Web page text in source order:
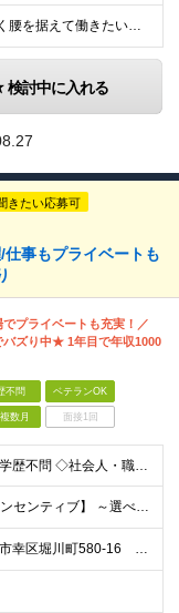
★転勤はありません！長く腰を据えて働きたい方におすすめ ★駅から徒歩5分以内の好立地 【名古屋支店】 愛知県名古屋市中区栄4-5-3 ＫＤＸ名古屋栄ビル1F （変更の範囲）転勤を含め、上記以外の
検討中に入れる
きたい応募可
事もプライベートも
プライベートも充実！／
ズり中★ 1年目で年収1000
不問 ベテランOK
数月 面接1回
＜応募条件一切なし＞ ◇学歴不問 ◇社会⼈・職種・業種未経験歓迎 ◇基本的なPCスキルをお持ちの⽅
【⽉給27万円～33万＋インセンティブ】 ～選べる給与制度～ 固定給とインセンティブの割合を選択することが可能◎ ⾯接時にご相談可能です！ ￣￣￣￣￣￣￣￣￣￣￣￣￣￣￣￣￣￣￣ 月収27万円の場合
【本社】 ＊神奈川県川崎市幸区堀川町580-16 川崎テックセンター9階 ※転勤はありません ※受動喫煙対策あり(オフィス内分煙)